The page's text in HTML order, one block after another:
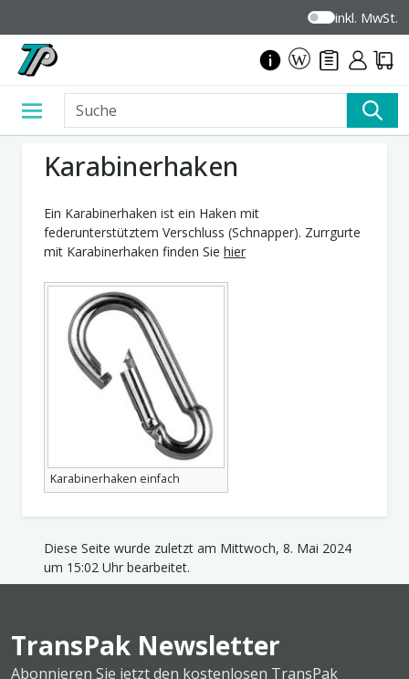
inkl. MwSt.
Karabinerhaken
Ein Karabinerhaken ist ein Haken mit
federunterstütztem Verschluss (Schnapper). Zurrgurte
mit Karabinerhaken finden Sie hier
Karabinerhaken einfach
Diese Seite wurde zuletzt am Mittwoch, 8. Mai 2024
um 15:02 Uhr bearbeitet.
TransPak Newsletter
Abonnieren Sie jetzt den kostenlosen TransPak